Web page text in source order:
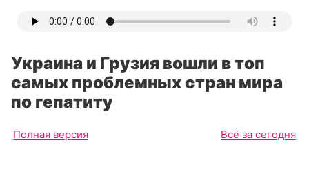
Украина и Грузия вошли в топ
самых проблемных стран мира
по гепатиту
Полная версия Всё за сегодня